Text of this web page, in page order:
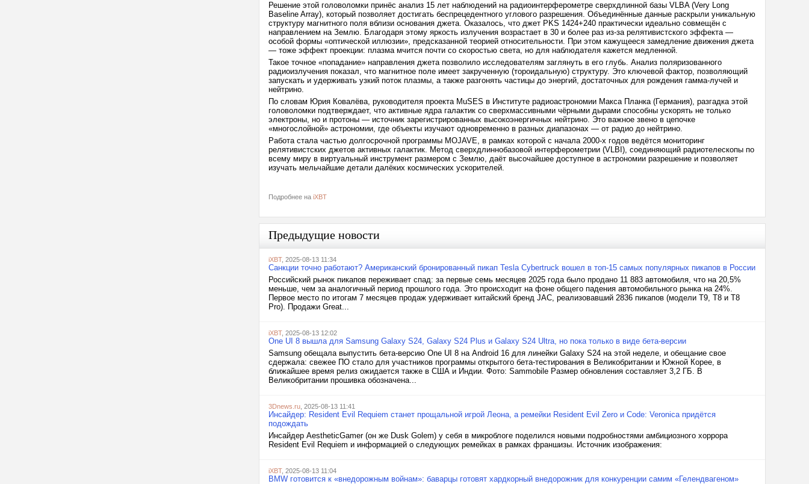
Решение этой головоломки принёс анализ 15 лет наблюдений на радиоинтерферометре сверхдлинной базы VLBA (Very Long
Baseline Array), который позволяет достигать беспрецедентного углового разрешения. Объединённые данные раскрыли уникальную
структуру магнитного поля вблизи основания джета. Оказалось, что джет PKS 1424+240 практически идеально совмещён с
направлением на Землю. Благодаря этому яркость излучения возрастает в 30 и более раз из-за релятивистского эффекта —
особой формы «оптической иллюзии», предсказанной теорией относительности. При этом кажущееся замедление движения джета
— тоже эффект проекции: плазма мчится почти со скоростью света, но для наблюдателя кажется медленной.
Такое точное «попадание» направления джета позволило исследователям заглянуть в его глубь. Анализ поляризованного
радиоизлучения показал, что магнитное поле имеет закрученную (тороидальную) структуру. Это ключевой фактор, позволяющий
запускать и удерживать узкий поток плазмы, а также разгонять частицы до энергий, достаточных для рождения гамма-лучей и
нейтрино.
По словам Юрия Ковалёва, руководителя проекта MuSES в Институте радиоастрономии Макса Планка (Германия), разгадка этой
головоломки подтверждает, что активные ядра галактик со сверхмассивными чёрными дырами способны ускорять не только
электроны, но и протоны — источник зарегистрированных высокоэнергичных нейтрино. Это важное звено в цепочке
«многослойной» астрономии, где объекты изучают одновременно в разных диапазонах — от радио до нейтрино.
Работа стала частью долгосрочной программы MOJAVE, в рамках которой с начала 2000-х годов ведётся мониторинг
релятивистских джетов активных галактик. Метод сверхдлиннобазовой интерферометрии (VLBI), соединяющий радиотелескопы по
всему миру в виртуальный инструмент размером с Землю, даёт высочайшее доступное в астрономии разрешение и позволяет
изучать мельчайшие детали далёких космических ускорителей.
Подробнее на iXBT
Предыдущие новости
iXBT, 2025-08-13 11:34
Санкции точно работают? Американский бронированный пикап Tesla Cybertruck вошел в топ-15 самых популярных пикапов в России
Российский рынок пикапов переживает спад: за первые семь месяцев 2025 года было продано 11 883 автомобиля, что на 20,5%
меньше, чем за аналогичный период прошлого года. Это происходит на фоне общего падения автомобильного рынка на 24%.
Первое место по итогам 7 месяцев продаж удерживает китайский бренд JAC, реализовавший 2836 пикапов (модели T9, T8 и T8
Pro). Продажи Great...
iXBT, 2025-08-13 12:02
One UI 8 вышла для Samsung Galaxy S24, Galaxy S24 Plus и Galaxy S24 Ultra, но пока только в виде бета-версии
Samsung обещала выпустить бета-версию One UI 8 на Android 16 для линейки Galaxy S24 на этой неделе, и обещание свое
сдержала: свежее ПО стало для участников программы открытого бета-тестирования в Великобритании и Южной Корее, в
ближайшее время релиз ожидается также в США и Индии. Фото: Sammobile Размер обновления составляет 3,2 ГБ. В
Великобритании прошивка обозначена...
3Dnews.ru , 2025-08-13 11:41
Инсайдер: Resident Evil Requiem станет прощальной игрой Леона, а ремейки Resident Evil Zero и Code: Veronica придётся
подождать
Инсайдер AestheticGamer (он же Dusk Golem) у себя в микроблоге поделился новыми подробностями амбициозного хоррора
Resident Evil Requiem и информацией о следующих ремейках в рамках франшизы. Источник изображения:
iXBT, 2025-08-13 11:04
BMW готовится к «внедорожным войнам»: баварцы готовят хардкорный внедорожник для конкуренции самим «Гелендвагеном»